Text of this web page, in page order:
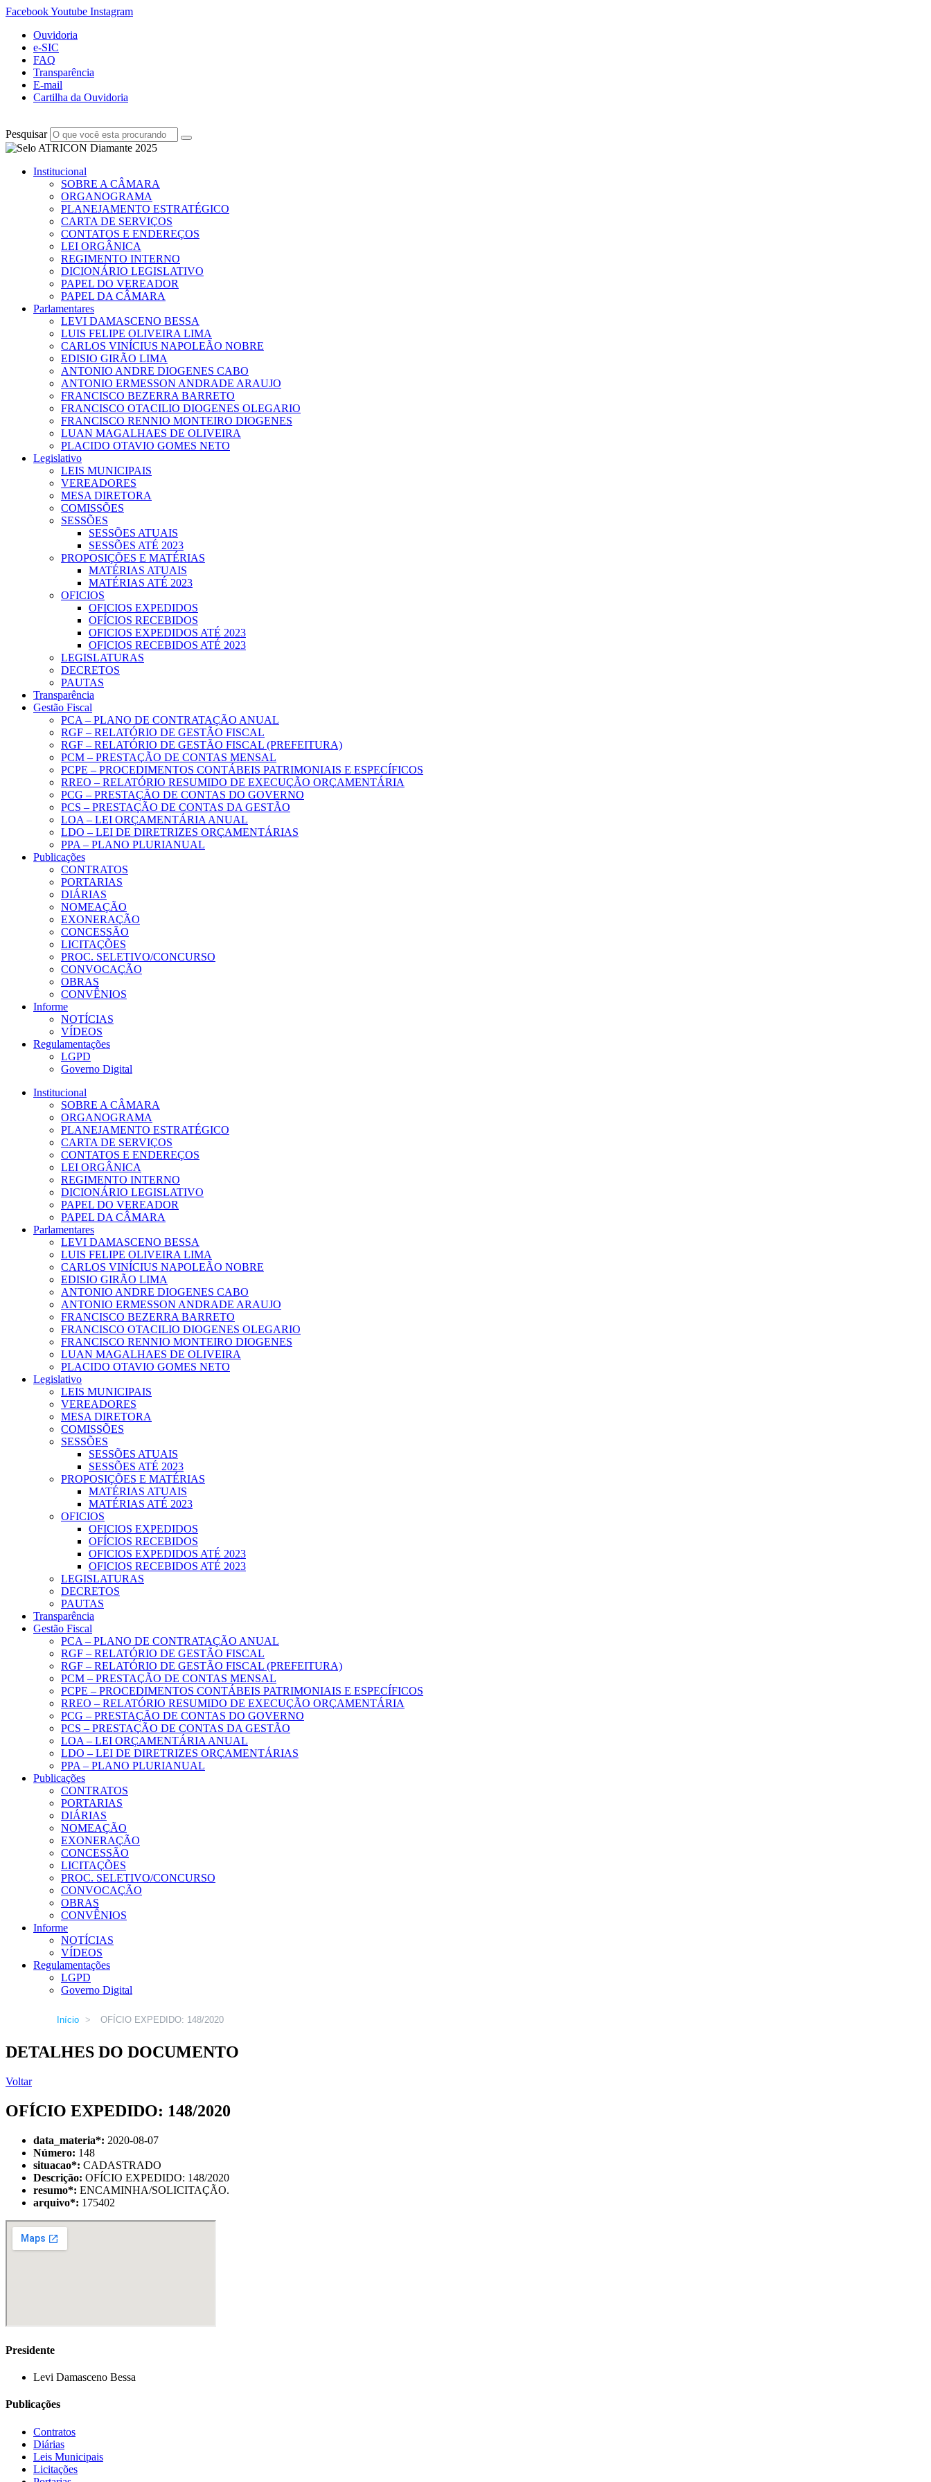
FacebookYoutube Instagram
Ouvidoria
e-SIC
FAQ
Transparência
E-mail
Cartilha da Ouvidoria
Pesquisar
Institucional
SOBRE A CÂMARA
ORGANOGRAMA
PLANEJAMENTO ESTRATÉGICO
CARTA DE SERVIÇOS
CONTATOS E ENDEREÇOS
LEI ORGÂNICA
REGIMENTO INTERNO
DICIONÁRIO LEGISLATIVO
PAPEL DO VEREADOR
PAPEL DA CÂMARA
Parlamentares
LEVI DAMASCENO BESSA
LUIS FELIPE OLIVEIRA LIMA
CARLOS VINÍCIUS NAPOLEÃO NOBRE
EDISIO GIRÃO LIMA
ANTONIO ANDRE DIOGENES CABO
ANTONIO ERMESSON ANDRADE ARAUJO
FRANCISCO BEZERRA BARRETO
FRANCISCO OTACILIO DIOGENES OLEGARIO
FRANCISCO RENNIO MONTEIRO DIOGENES
LUAN MAGALHAES DE OLIVEIRA
PLACIDO OTAVIO GOMES NETO
Legislativo
LEIS MUNICIPAIS
VEREADORES
MESA DIRETORA
COMISSÕES
SESSÕES
SESSÕES ATUAIS
SESSÕES ATÉ 2023
PROPOSIÇÕES E MATÉRIAS
MATÉRIAS ATUAIS
MATÉRIAS ATÉ 2023
OFICIOS
OFICIOS EXPEDIDOS
OFÍCIOS RECEBIDOS
OFICIOS EXPEDIDOS ATÉ 2023
OFICIOS RECEBIDOS ATÉ 2023
LEGISLATURAS
DECRETOS
PAUTAS
Transparência
Gestão Fiscal
PCA – PLANO DE CONTRATAÇÃO ANUAL
RGF – RELATÓRIO DE GESTÃO FISCAL
RGF – RELATÓRIO DE GESTÃO FISCAL (PREFEITURA)
PCM – PRESTAÇÃO DE CONTAS MENSAL
PCPE – PROCEDIMENTOS CONTÁBEIS PATRIMONIAIS E ESPECÍFICOS
RREO – RELATÓRIO RESUMIDO DE EXECUÇÃO ORÇAMENTÁRIA
PCG – PRESTAÇÃO DE CONTAS DO GOVERNO
PCS – PRESTAÇÃO DE CONTAS DA GESTÃO
LOA – LEI ORÇAMENTÁRIA ANUAL
LDO – LEI DE DIRETRIZES ORÇAMENTÁRIAS
PPA – PLANO PLURIANUAL
Publicações
CONTRATOS
PORTARIAS
DIÁRIAS
NOMEAÇÃO
EXONERAÇÃO
CONCESSÃO
LICITAÇÕES
PROC. SELETIVO/CONCURSO
CONVOCAÇÃO
OBRAS
CONVÊNIOS
Informe
NOTÍCIAS
VÍDEOS
Regulamentações
LGPD
Governo Digital
Institucional
SOBRE A CÂMARA
ORGANOGRAMA
PLANEJAMENTO ESTRATÉGICO
CARTA DE SERVIÇOS
CONTATOS E ENDEREÇOS
LEI ORGÂNICA
REGIMENTO INTERNO
DICIONÁRIO LEGISLATIVO
PAPEL DO VEREADOR
PAPEL DA CÂMARA
Parlamentares
LEVI DAMASCENO BESSA
LUIS FELIPE OLIVEIRA LIMA
CARLOS VINÍCIUS NAPOLEÃO NOBRE
EDISIO GIRÃO LIMA
ANTONIO ANDRE DIOGENES CABO
ANTONIO ERMESSON ANDRADE ARAUJO
FRANCISCO BEZERRA BARRETO
FRANCISCO OTACILIO DIOGENES OLEGARIO
FRANCISCO RENNIO MONTEIRO DIOGENES
LUAN MAGALHAES DE OLIVEIRA
PLACIDO OTAVIO GOMES NETO
Legislativo
LEIS MUNICIPAIS
VEREADORES
MESA DIRETORA
COMISSÕES
SESSÕES
SESSÕES ATUAIS
SESSÕES ATÉ 2023
PROPOSIÇÕES E MATÉRIAS
MATÉRIAS ATUAIS
MATÉRIAS ATÉ 2023
OFICIOS
OFICIOS EXPEDIDOS
OFÍCIOS RECEBIDOS
OFICIOS EXPEDIDOS ATÉ 2023
OFICIOS RECEBIDOS ATÉ 2023
LEGISLATURAS
DECRETOS
PAUTAS
Transparência
Gestão Fiscal
PCA – PLANO DE CONTRATAÇÃO ANUAL
RGF – RELATÓRIO DE GESTÃO FISCAL
RGF – RELATÓRIO DE GESTÃO FISCAL (PREFEITURA)
PCM – PRESTAÇÃO DE CONTAS MENSAL
PCPE – PROCEDIMENTOS CONTÁBEIS PATRIMONIAIS E ESPECÍFICOS
RREO – RELATÓRIO RESUMIDO DE EXECUÇÃO ORÇAMENTÁRIA
PCG – PRESTAÇÃO DE CONTAS DO GOVERNO
PCS – PRESTAÇÃO DE CONTAS DA GESTÃO
LOA – LEI ORÇAMENTÁRIA ANUAL
LDO – LEI DE DIRETRIZES ORÇAMENTÁRIAS
PPA – PLANO PLURIANUAL
Publicações
CONTRATOS
PORTARIAS
DIÁRIAS
NOMEAÇÃO
EXONERAÇÃO
CONCESSÃO
LICITAÇÕES
PROC. SELETIVO/CONCURSO
CONVOCAÇÃO
OBRAS
CONVÊNIOS
Informe
NOTÍCIAS
VÍDEOS
Regulamentações
LGPD
Governo Digital
Início > OFÍCIO EXPEDIDO: 148/2020
DETALHES DO DOCUMENTO
Voltar
OFÍCIO EXPEDIDO: 148/2020
data_materia*: 2020-08-07
Número: 148
situacao*: CADASTRADO
Descrição: OFÍCIO EXPEDIDO: 148/2020
resumo*: ENCAMINHA/SOLICITAÇÃO.
arquivo*: 175402
Presidente
Levi Damasceno Bessa
Publicações
Contratos
Diárias
Leis Municipais
Licitações